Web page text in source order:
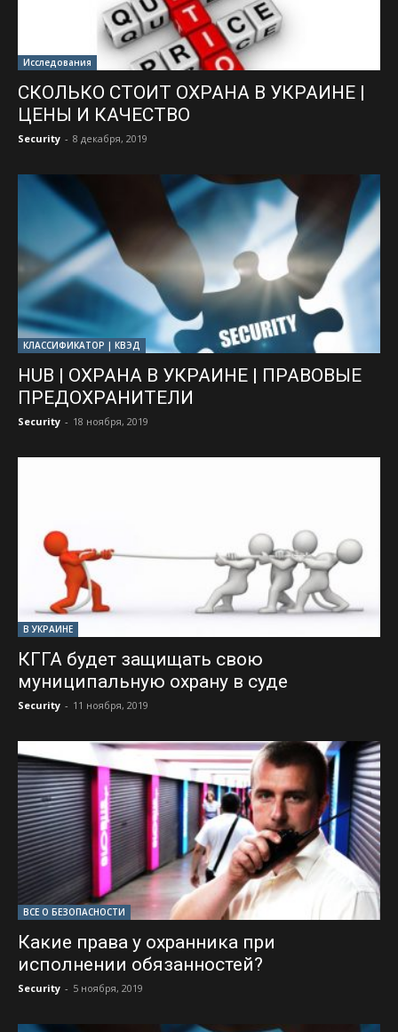
Исследования
СКОЛЬКО СТОИТ ОХРАНА В УКРАИНЕ |
ЦЕНЫ И КАЧЕСТВО
Security - 8 декабря, 2019
КЛАССИФИКАТОР | КВЭД
HUB | ОХРАНА В УКРАИНЕ | ПРАВОВЫЕ
ПРЕДОХРАНИТЕЛИ
Security - 18 ноября, 2019
В УКРАИНЕ
КГГА будет защищать свою
муниципальную охрану в суде
Security - 11 ноября, 2019
ВСЕ О БЕЗОПАСНОСТИ
Какие права у охранника при
исполнении обязанностей?
Security - 5 ноября, 2019